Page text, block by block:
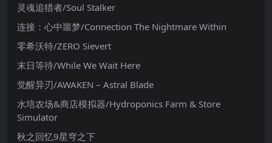
灵魂追猎者/Soul Stalker
连接：心中噩梦/Connection The Nightmare Within
零希沃特/ZERO Sievert
末日等待/While We Wait Here
觉醒异刃/AWAKEN – Astral Blade
水培农场&商店模拟器/Hydroponics Farm & Store
Simulator
秋之回忆9星穹之下